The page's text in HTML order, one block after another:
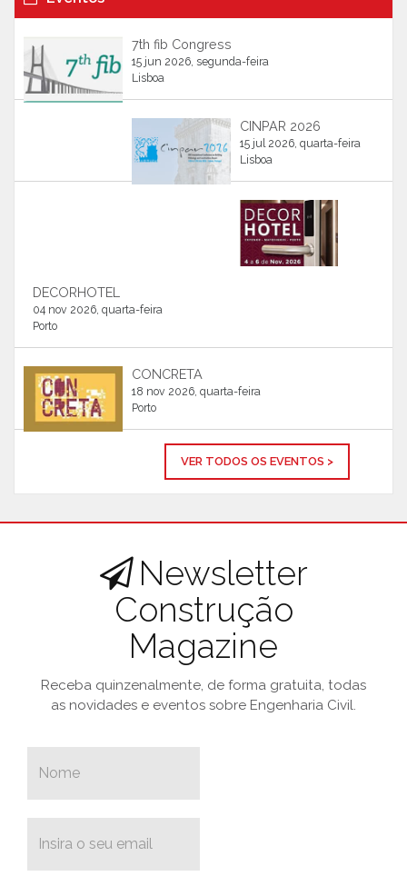
7th fib Congress
15 jun 2026, segunda-feira
Lisboa
CINPAR 2026
15 jul 2026, quarta-feira
Lisboa
DECORHOTEL
04 nov 2026, quarta-feira
Porto
CONCRETA
18 nov 2026, quarta-feira
Porto
VER TODOS OS EVENTOS >
Newsletter
Construção
Magazine
Receba quinzenalmente, de forma gratuita, todas
as novidades e eventos sobre Engenharia Civil.